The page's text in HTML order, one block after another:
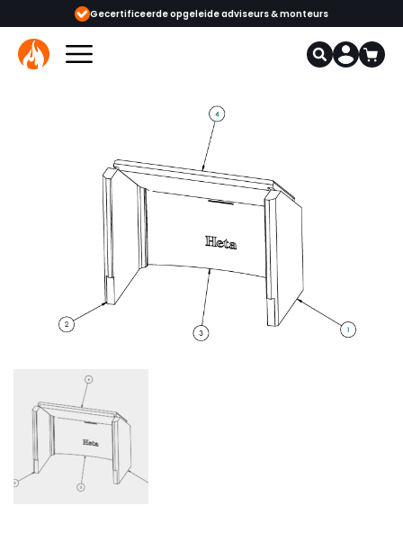
Gecertificeerde opgeleide adviseurs & monteurs 1000+ kachels en